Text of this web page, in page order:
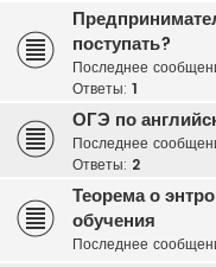
поступать?
Последнее
Ответы: 1
ОГЭ по
Последнее
Ответы: 2
Теорема о
обучения
Последнее